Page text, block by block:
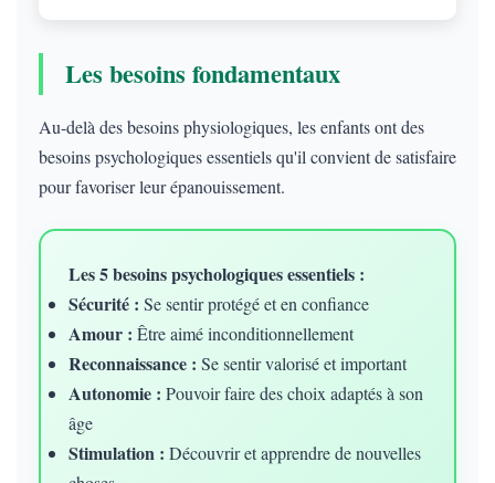
Les besoins fondamentaux
Au-delà des besoins physiologiques, les enfants ont des
besoins psychologiques essentiels qu'il convient de satisfaire
pour favoriser leur épanouissement.
Les 5 besoins psychologiques essentiels :
Sécurité : Se sentir protégé et en confiance
Amour : Être aimé inconditionnellement
Reconnaissance : Se sentir valorisé et important
Autonomie : Pouvoir faire des choix adaptés à son
âge
Stimulation : Découvrir et apprendre de nouvelles